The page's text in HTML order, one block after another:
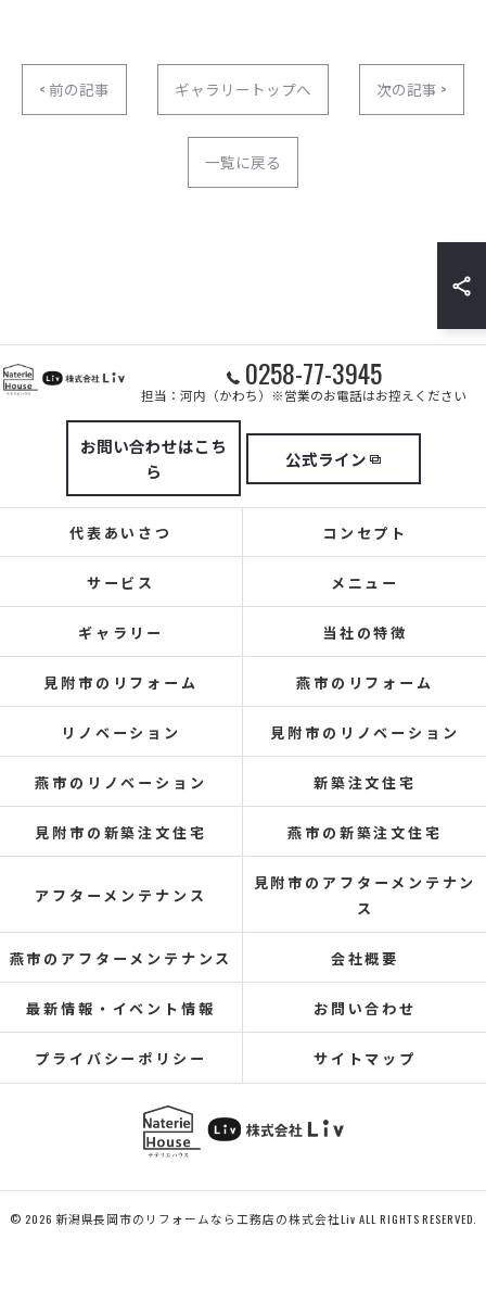
< 前の記事 ギャラリートップへ 次の記事 >
一覧に戻る
0258-77-3945
担当：河内（かわち）※営業のお電話はお控えください
お問い合わせはこち
ら
公式ライン
代表あいさつ コンセプト
サービス メニュー
ギャラリー 当社の特徴
見附市のリフォーム 燕市のリフォーム
リノベーション 見附市のリノベーション
燕市のリノベーション 新築注文住宅
見附市の新築注文住宅 燕市の新築注文住宅
アフターメンテナンス
見附市のアフターメンテナン
ス
燕市のアフターメンテナンス 会社概要
最新情報・イベント情報 お問い合わせ
プライバシーポリシー サイトマップ
© 2026 新潟県長岡市のリフォームなら工務店の株式会社Liv ALL RIGHTS RESERVED.